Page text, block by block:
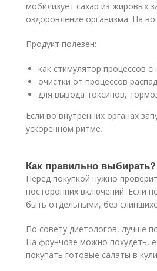
мобилизует сахар из жировых
оздоровление организма. На
Продукт полезен:
как стимулятор процессов
очистки от процессов
для вывода токсинов,
Если во внутренних органах
ускоренном ритме.
Как правильно выбирать?
Перед покупкой нужно
посторонних включений. Если
быть отдельными, без
По совету диетологов, лучше
На фрунчозе можно похудеть,
покупать готовые салаты в